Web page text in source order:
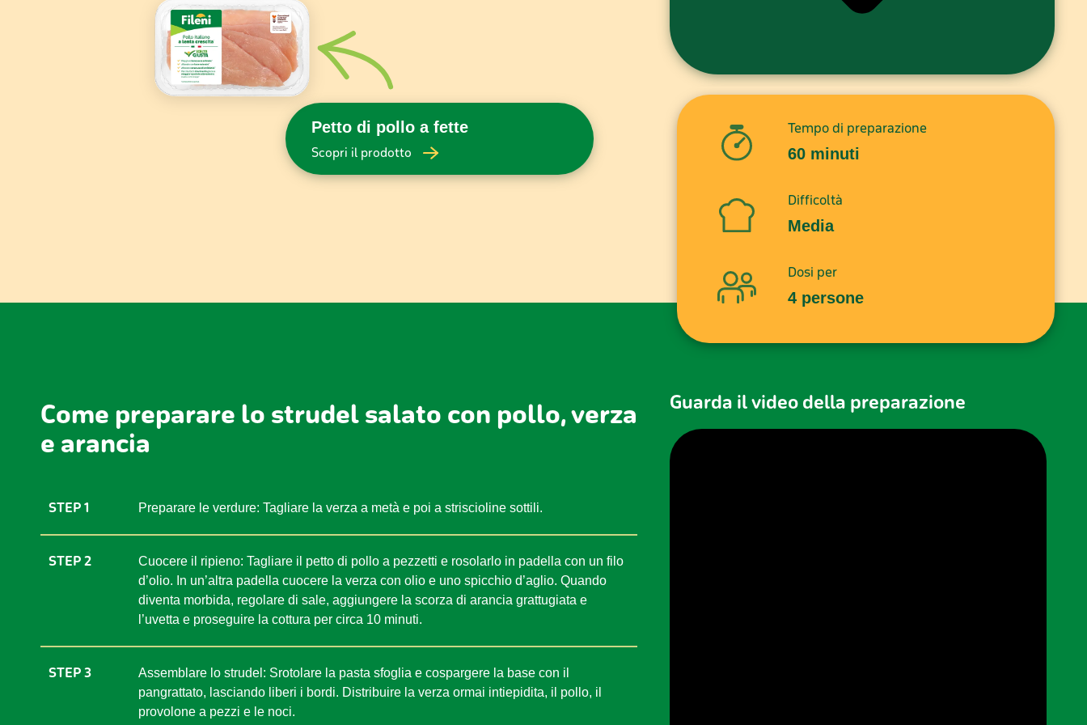
Petto di pollo a fette
Scopri il prodotto
Tempo di preparazione
60 minuti
Difficoltà
Media
Dosi per
4 persone
Come preparare lo strudel salato con pollo, verza
e arancia
STEP 1 Preparare le verdure: Tagliare la verza a metà e poi a striscioline sottili.
STEP 2
Cuocere il ripieno: Tagliare il petto di pollo a pezzetti e rosolarlo in padella con un filo
d’olio. In un’altra padella cuocere la verza con olio e uno spicchio d’aglio. Quando
diventa morbida, regolare di sale, aggiungere la scorza di arancia grattugiata e
l’uvetta e proseguire la cottura per circa 10 minuti.
STEP 3
Assemblare lo strudel: Srotolare la pasta sfoglia e cospargere la base con il
pangrattato, lasciando liberi i bordi. Distribuire la verza ormai intiepidita, il pollo, il
provolone a pezzi e le noci.
Guarda il video della preparazione